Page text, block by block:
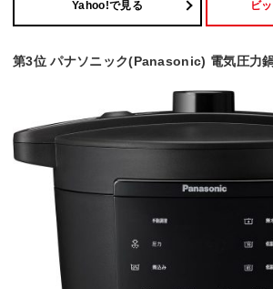
Yahoo!で見る ビ
第3位 パナソニック(Panasonic) 電気圧力